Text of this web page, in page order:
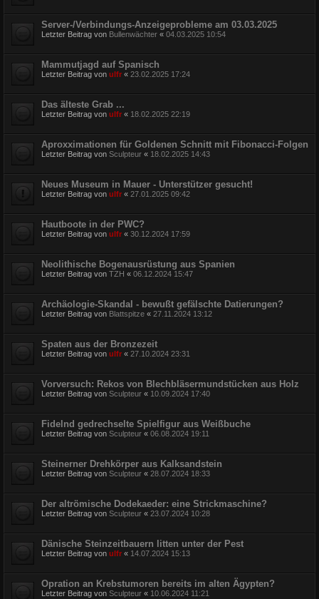
Server-/Verbindungs-Anzeigeprobleme am 03.03.2025
Letzter Beitrag von Bullenwächter « 04.03.2025 10:54
Mammutjagd auf Spanisch
Letzter Beitrag von ulfr « 23.02.2025 17:24
Das älteste Grab ...
Letzter Beitrag von ulfr « 18.02.2025 22:19
Aproxximationen für Goldenen Schnitt mit Fibonacci-Folgen
Letzter Beitrag von Sculpteur « 18.02.2025 14:43
Neues Museum in Mauer - Unterstützer gesucht!
Letzter Beitrag von ulfr « 27.01.2025 09:42
Hautboote in der PWC?
Letzter Beitrag von ulfr « 30.12.2024 17:59
Neolithische Bogenausrüstung aus Spanien
Letzter Beitrag von TZH « 06.12.2024 15:47
Archäologie-Skandal - bewußt gefälschte Datierungen?
Letzter Beitrag von Blattspitze « 27.11.2024 13:12
Spaten aus der Bronzezeit
Letzter Beitrag von ulfr « 27.10.2024 23:31
Vorversuch: Rekos von Blechbläsermundstücken aus Holz
Letzter Beitrag von Sculpteur « 10.09.2024 17:40
Fidelnd gedrechselte Spielfigur aus Weißbuche
Letzter Beitrag von Sculpteur « 06.08.2024 19:11
Steinerner Drehkörper aus Kalksandstein
Letzter Beitrag von Sculpteur « 28.07.2024 18:33
Der altrömische Dodekaeder: eine Strickmaschine?
Letzter Beitrag von Sculpteur « 23.07.2024 10:28
Dänische Steinzeitbauern litten unter der Pest
Letzter Beitrag von ulfr « 14.07.2024 15:13
Opration an Krebstumoren bereits im alten Ägypten?
Letzter Beitrag von Sculpteur « 10.06.2024 11:21